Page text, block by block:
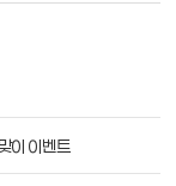
이 이벤트